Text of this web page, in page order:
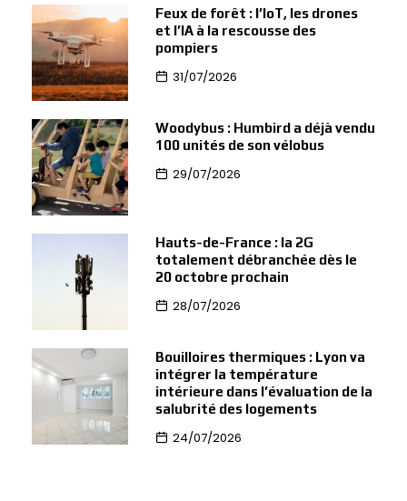
Feux de forêt : l’IoT, les drones
et l’IA à la rescousse des
pompiers
31/07/2026
Woodybus : Humbird a déjà vendu
100 unités de son vélobus
29/07/2026
Hauts-de-France : la 2G
totalement débranchée dès le
20 octobre prochain
28/07/2026
Bouilloires thermiques : Lyon va
intégrer la température
intérieure dans l’évaluation de la
salubrité des logements
24/07/2026